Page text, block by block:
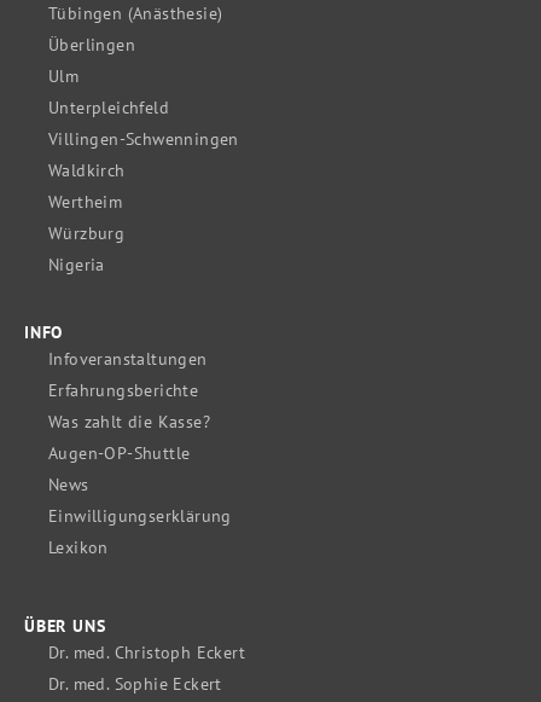
Tübingen (Anästhesie)
Überlingen
Ulm
Unterpleichfeld
Villingen-Schwenningen
Waldkirch
Wertheim
Würzburg
Nigeria
INFO
Infoveranstaltungen
Erfahrungsberichte
Was zahlt die Kasse?
Augen-OP-Shuttle
News
Einwilligungserklärung
Lexikon
ÜBER UNS
Dr. med. Christoph Eckert
Dr. med. Sophie Eckert